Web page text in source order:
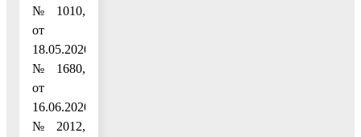
№ 1010,
от
18.05.2020
№ 1680,
от
16.06.2020
№ 2012,